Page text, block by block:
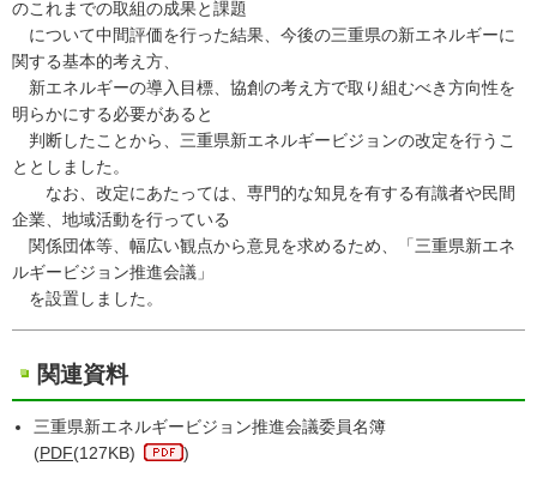
のこれまでの取組の成果と課題
について中間評価を行った結果、今後の三重県の新エネルギーに
関する基本的考え方、
新エネルギーの導入目標、協創の考え方で取り組むべき方向性を
明らかにする必要があると
判断したことから、三重県新エネルギービジョンの改定を行うこ
ととしました。
なお、改定にあたっては、専門的な知見を有する有識者や民間
企業、地域活動を行っている
関係団体等、幅広い観点から意見を求めるため、「三重県新エネ
ルギービジョン推進会議」
を設置しました。
関連資料
三重県新エネルギービジョン推進会議委員名簿
(PDF(127KB) )